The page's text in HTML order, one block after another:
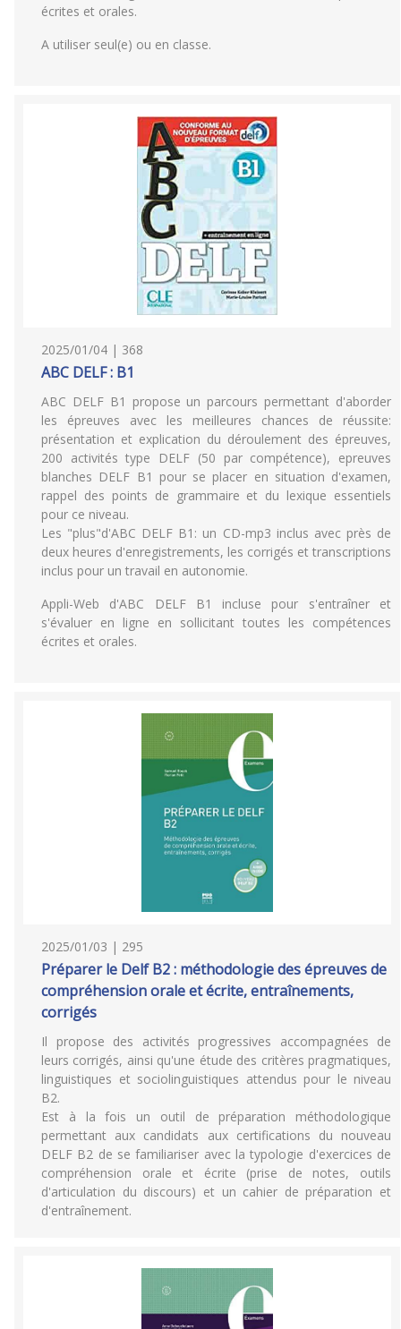
écrites et orales.
A utiliser seul(e) ou en classe.
2025/01/04 | 368
ABC DELF : B1
ABC DELF B1 propose un parcours permettant d'aborder
les épreuves avec les meilleures chances de réussite:
présentation et explication du déroulement des épreuves,
200 activités type DELF (50 par compétence), epreuves
blanches DELF B1 pour se placer en situation d'examen,
rappel des points de grammaire et du lexique essentiels
pour ce niveau.
Les "plus"d'ABC DELF B1: un CD-mp3 inclus avec près de
deux heures d'enregistrements, les corrigés et transcriptions
inclus pour un travail en autonomie.
Appli-Web d'ABC DELF B1 incluse pour s'entraîner et
s'évaluer en ligne en sollicitant toutes les compétences
écrites et orales.
2025/01/03 | 295
Préparer le Delf B2 : méthodologie des épreuves de
compréhension orale et écrite, entraînements,
corrigés
Il propose des activités progressives accompagnées de
leurs corrigés, ainsi qu'une étude des critères pragmatiques,
linguistiques et sociolinguistiques attendus pour le niveau
B2.
Est à la fois un outil de préparation méthodologique
permettant aux candidats aux certifications du nouveau
DELF B2 de se familiariser avec la typologie d'exercices de
compréhension orale et écrite (prise de notes, outils
d'articulation du discours) et un cahier de préparation et
d'entraînement.